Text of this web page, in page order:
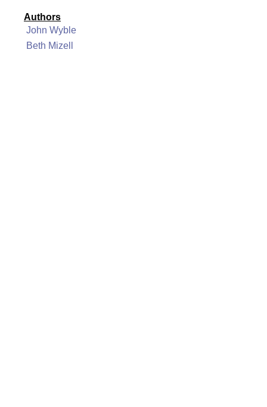
Authors
John Wyble
Beth Mizell